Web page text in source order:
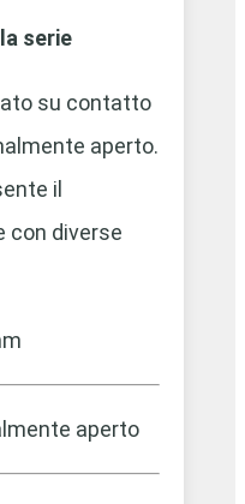
serie
su contatto
aperto.
il
con diverse
aperto